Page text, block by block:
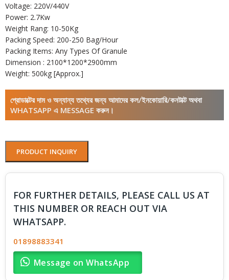
Voltage: 220V/440V
Power: 2.7Kw
Weight Rang: 10-50Kg
Packing Speed: 200-250 Bag/Hour
Packing Items: Any Types Of Granule
Dimension : 2100*1200*2900mm
Weight: 500kg [Approx.]
প্রোডাক্টের দাম ও অন্যান্য তথ্যের জন্য আমাদের কল/ইনকোয়ারি/কনটাক্ট অথবা
WHATSAPP এ MESSAGE করুন।
PRODUCT INQUIRY
FOR FURTHER DETAILS, PLEASE CALL US AT
THIS NUMBER OR REACH OUT VIA
WHATSAPP.
01898883341
Message on WhatsApp